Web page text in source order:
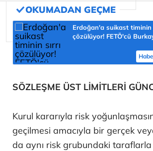
Erdoğan'a suikast timinin
çözülüyor! FETÖ'cü
SÖZLEŞME ÜST LİMİTLERİ
Kurul kararıyla risk
geçilmesi amacıyla bir gerçek
da aynı risk grubundaki taraflarla